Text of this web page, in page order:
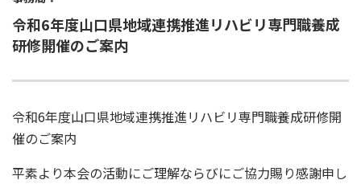
令和6年度山口県地域連携推進リハビリ専門職養成
研修開催のご案内
令和6年度山口県地域連携推進リハビリ専門職養成研修開
催のご案内
平素より本会の活動にご理解ならびにご協力賜り感謝申し